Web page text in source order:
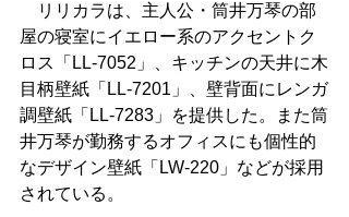
リリカラは、主人公・筒井万琴の部
屋の寝室にイエロー系のアクセントク
ロス「LL-7052」、キッチンの天井に木
目柄壁紙「LL-7201」、壁背面にレンガ
調壁紙「LL-7283」を提供した。また筒
井万琴が勤務するオフィスにも個性的
なデザイン壁紙「LW-220」などが採用
されている。